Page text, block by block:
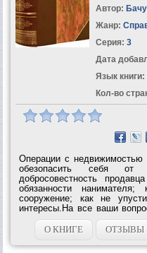
Автор:
Жанр:
Серия: 3
Дата
Язык книги:
Кол-во
Операции с
обезопасить себя от
добросовестность
обязанности
сооружение; как не
интересы.На все ваши
Дмитрий...
О КНИГЕ
ОТЗЫВЫ